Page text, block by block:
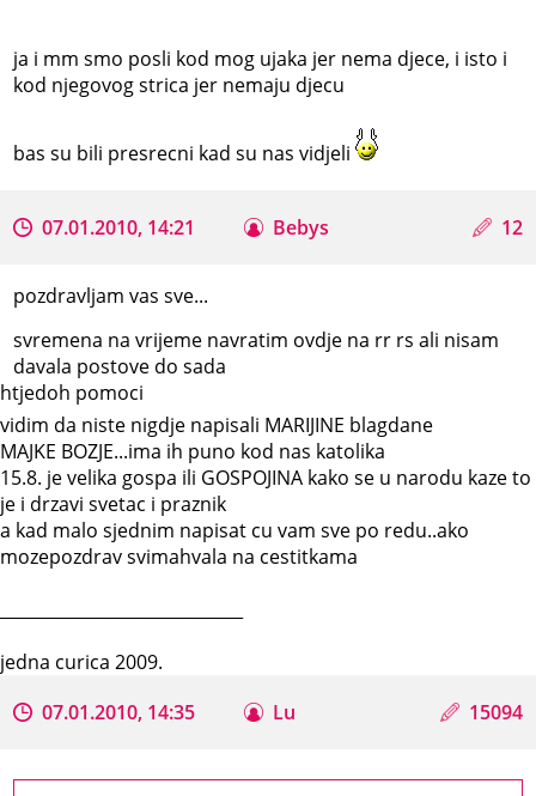
ja i mm smo posli kod mog ujaka jer nema djece, i isto i
kod njegovog strica jer nemaju djecu
bas su bili presrecni kad su nas vidjeli
07.01.2010, 14:21 Bebys 12
pozdravljam vas sve...
svremena na vrijeme navratim ovdje na rr rs ali nisam
davala postove do sada
htjedoh pomoci
vidim da niste nigdje napisali MARIJINE blagdane
MAJKE BOZJE...ima ih puno kod nas katolika
15.8. je velika gospa ili GOSPOJINA kako se u narodu kaze to
je i drzavi svetac i praznik
a kad malo sjednim napisat cu vam sve po redu..ako
mozepozdrav svimahvala na cestitkama
jedna curica 2009.
07.01.2010, 14:35
Lu 15094